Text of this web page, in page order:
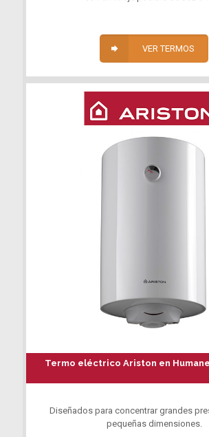
VER TERMOS
Termo eléctrico Ariston en
Diseñados para concentrar grandes
pequeñas dimensiones.